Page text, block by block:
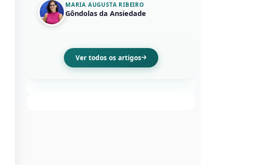
MARIA AUGUSTA RIBEIRO
Gôndolas da Ansiedade
Ver todos os artigos